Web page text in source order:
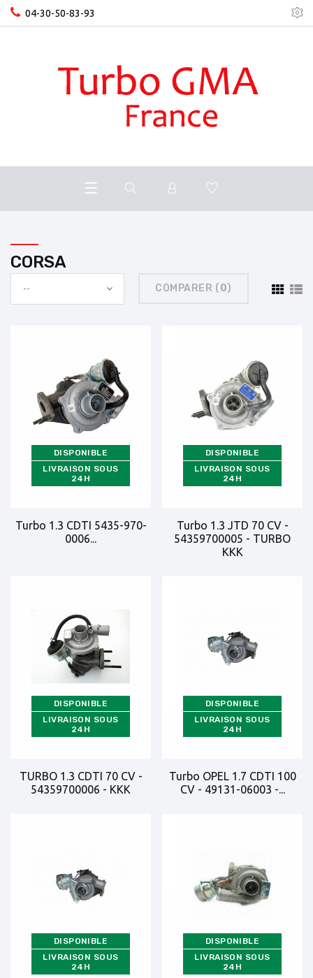
04-30-50-83-93
CORSA
-- COMPARER (0)
DISPONIBLE
LIVRAISON SOUS
24H
Turbo 1.3 CDTI 5435-970-
0006...
DISPONIBLE
LIVRAISON SOUS
24H
Turbo 1.3 JTD 70 CV -
54359700005 - TURBO
KKK
DISPONIBLE
LIVRAISON SOUS
24H
TURBO 1.3 CDTI 70 CV -
54359700006 - KKK
DISPONIBLE
LIVRAISON SOUS
24H
Turbo OPEL 1.7 CDTI 100
CV - 49131-06003 -...
DISPONIBLE
LIVRAISON SOUS
24H
DISPONIBLE
LIVRAISON SOUS
24H